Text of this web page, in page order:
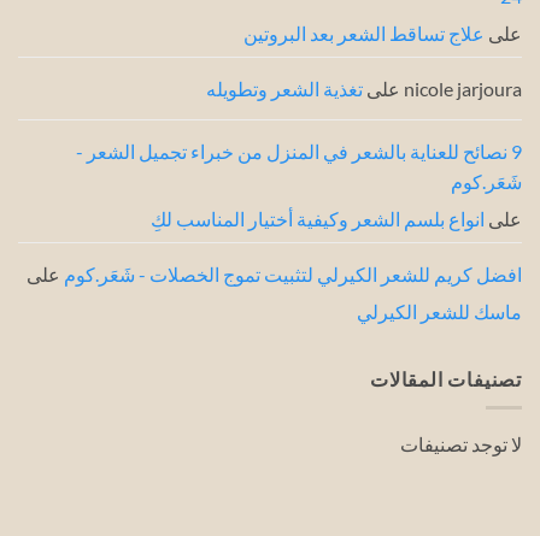
على علاج تساقط الشعر بعد البروتين
nicole jarjoura على تغذية الشعر وتطويله
9 نصائح للعناية بالشعر في المنزل من خبراء تجميل الشعر -
شَعَر.كوم
على انواع بلسم الشعر وكيفية أختيار المناسب لكِ
افضل كريم للشعر الكيرلي لتثبيت تموج الخصلات - شَعَر.كوم على
ماسك للشعر الكيرلي
تصنيفات المقالات
لا توجد تصنيفات